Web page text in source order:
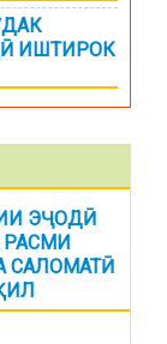
ИШТИРОК
ЭҶОДӢ
САЛОМАТӢ